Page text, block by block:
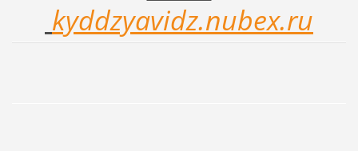
kyddzyavidz.nubex.ru